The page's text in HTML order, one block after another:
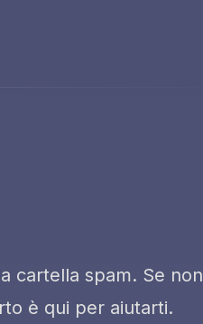
cartella spam. Se non
è qui per aiutarti.